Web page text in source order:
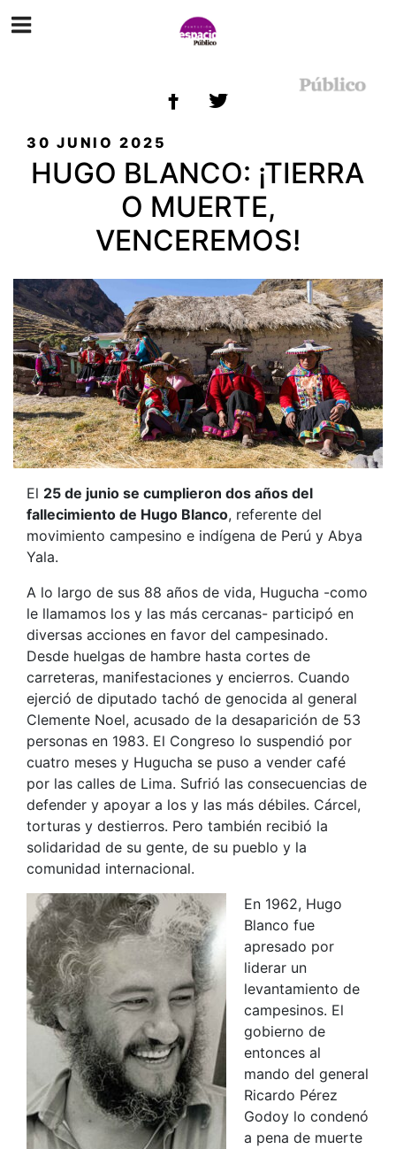
PUBLICADO
EL
30 JUNIO 2025
HUGO BLANCO: ¡TIERRA
O MUERTE,
VENCEREMOS!
El 25 de junio se cumplieron dos años del
fallecimiento de Hugo Blanco, referente del
movimiento campesino e indígena de Perú y Abya
Yala.
A lo largo de sus 88 años de vida, Hugucha -como
le llamamos los y las más cercanas- participó en
diversas acciones en favor del campesinado.
Desde huelgas de hambre hasta cortes de
carreteras, manifestaciones y encierros. Cuando
ejerció de diputado tachó de genocida al general
Clemente Noel, acusado de la desaparición de 53
personas en 1983. El Congreso lo suspendió por
cuatro meses y Hugucha se puso a vender café
por las calles de Lima. Sufrió las consecuencias de
defender y apoyar a los y las más débiles. Cárcel,
torturas y destierros. Pero también recibió la
solidaridad de su gente, de su pueblo y la
comunidad internacional.
En 1962, Hugo
Blanco fue
apresado por
liderar un
levantamiento de
campesinos. El
gobierno de
entonces al
mando del general
Ricardo Pérez
Godoy lo condenó
a pena de muerte